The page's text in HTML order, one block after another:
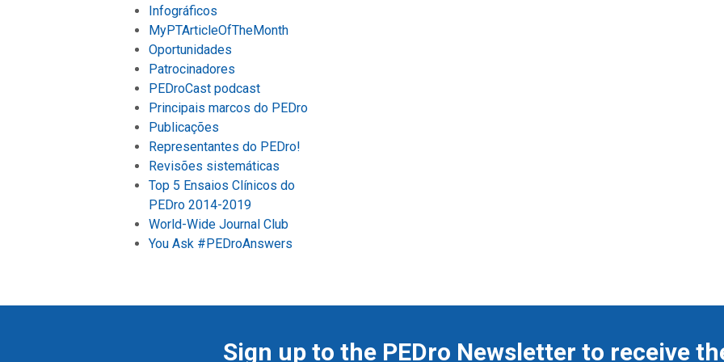
Infográficos
MyPTArticleOfTheMonth
Oportunidades
Patrocinadores
PEDroCast podcast
Principais marcos do PEDro
Publicações
Representantes do PEDro!
Revisões sistemáticas
Top 5 Ensaios Clínicos do
PEDro 2014-2019
World-Wide Journal Club
You Ask #PEDroAnswers
Sign up to the PEDro Newsletter to receive